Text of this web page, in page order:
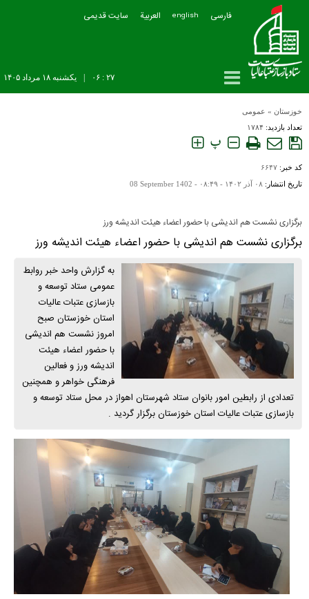
فارسی english العربیة سایت قدیمی
يکشنبه ۱۸ مرداد ۱۴۰۵ ۲۷ : ۰۶
خوزستان » عمومی
تعداد بازدید: ۱۷۸۴
پ
کد خبر: ۶۶۴۷
تاریخ انتشار: ۰۸ آذر ۱۴۰۲ - ۰۸:۴۹ - 08 September 1402
برگزاری نشست هم اندیشی با حضور اعضاء هیئت اندیشه ورز
برگزاری نشست هم اندیشی با حضور اعضاء هیئت اندیشه ورز
به گزارش واحد خبر روابط
عمومی ستاد توسعه و
بازسازی عتبات عالیات
استان خوزستان صبح
امروز نشست هم اندیشی
با حضور اعضاء هیئت
اندیشه ورز و فعالین
فرهنگی خواهر و همچنین
تعدادی از رابطین امور بانوان ستاد شهرستان اهواز در محل ستاد توسعه و
بازسازی عتبات عالیات استان خوزستان برگزار گردید .